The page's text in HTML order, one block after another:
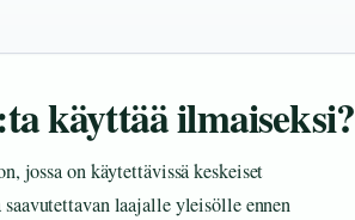
käyttää ilmaiseksi?
jossa on käytettävissä keskeiset
laajalle yleisölle ennen